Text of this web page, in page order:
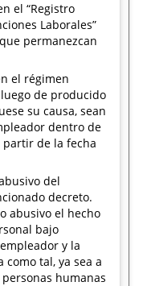
el “Registro
Laborales”
permanezcan
el régimen
de producido
su causa, sean
dentro de
partir de la fecha
del
decreto.
abusivo el hecho
bajo
y la
tal, ya sea a
humanas